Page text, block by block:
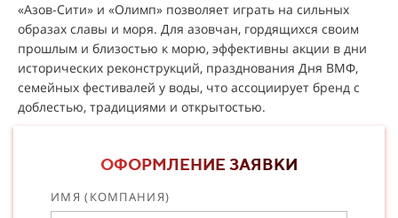
«Азов-Сити» и «Олимп» позволяет играть на сильных
образах славы и моря. Для азовчан, гордящихся своим
прошлым и близостью к морю, эффективны акции в дни
исторических реконструкций, празднования Дня ВМФ,
семейных фестивалей у воды, что ассоциирует бренд с
доблестью, традициями и открытостью.
ОФОРМЛЕНИЕ ЗАЯВКИ
ИМЯ (КОМПАНИЯ)